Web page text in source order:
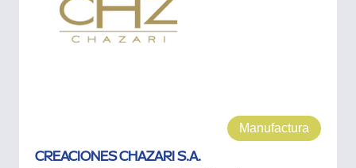
Manufactura
CREACIONES CHAZARI S.A.